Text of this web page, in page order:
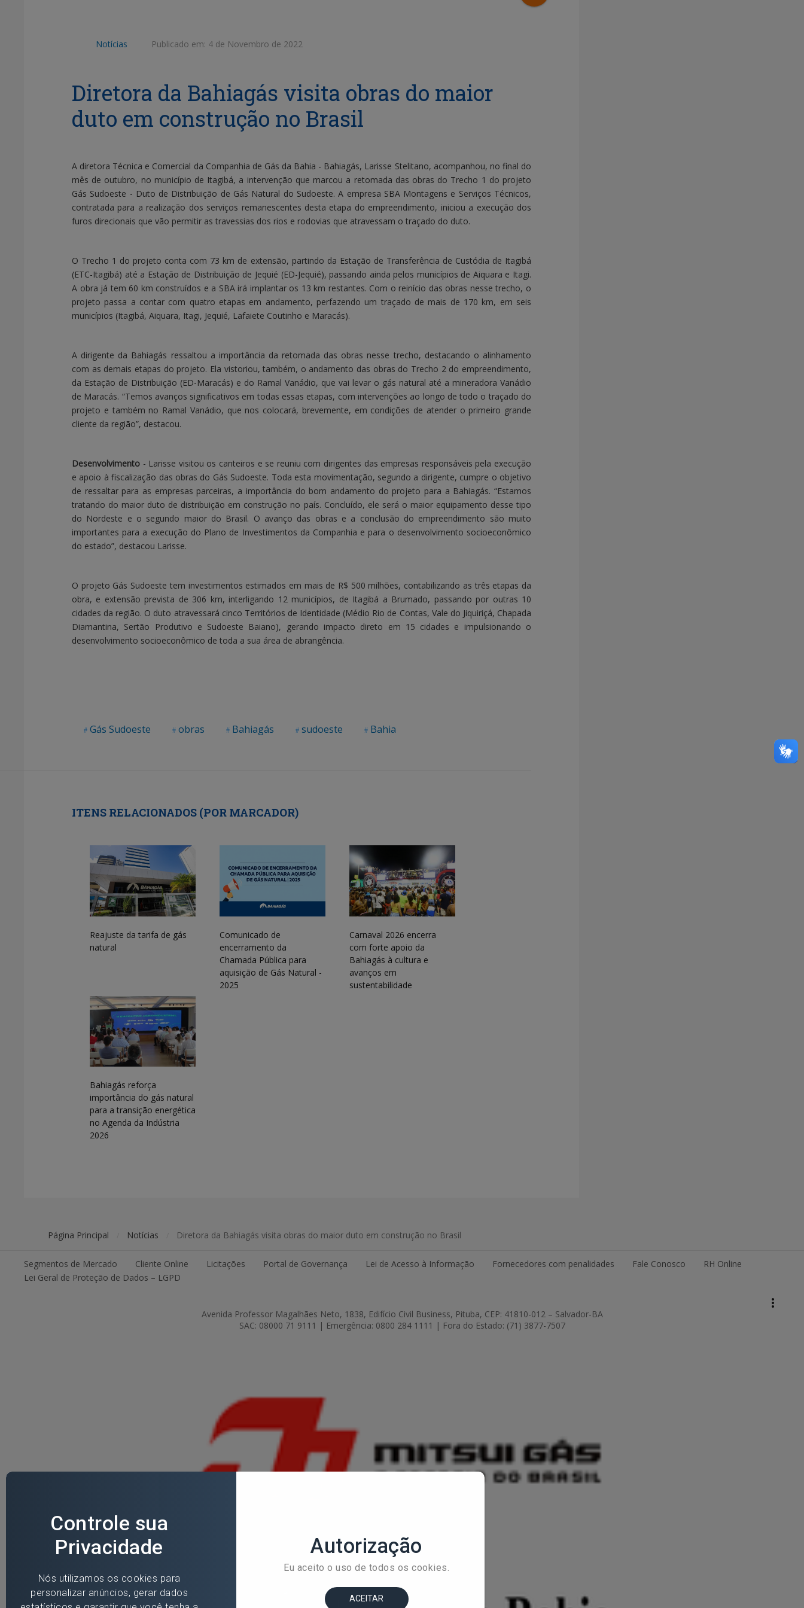
Notícias Publicado em: 4 de Novembro de 2022
Diretora da Bahiagás visita obras do maior
duto em construção no Brasil
A diretora Técnica e Comercial da Companhia de Gás da Bahia - Bahiagás, Larisse Stelitano, acompanhou, no final do
mês de outubro, no município de Itagibá, a intervenção que marcou a retomada das obras do Trecho 1 do projeto
Gás Sudoeste - Duto de Distribuição de Gás Natural do Sudoeste. A empresa SBA Montagens e Serviços Técnicos,
contratada para a realização dos serviços remanescentes desta etapa do empreendimento, iniciou a execução dos
furos direcionais que vão permitir as travessias dos rios e rodovias que atravessam o traçado do duto.
O Trecho 1 do projeto conta com 73 km de extensão, partindo da Estação de Transferência de Custódia de Itagibá
(ETC-Itagibá) até a Estação de Distribuição de Jequié (ED-Jequié), passando ainda pelos municípios de Aiquara e Itagi.
A obra já tem 60 km construídos e a SBA irá implantar os 13 km restantes. Com o reinício das obras nesse trecho, o
projeto passa a contar com quatro etapas em andamento, perfazendo um traçado de mais de 170 km, em seis
municípios (Itagibá, Aiquara, Itagi, Jequié, Lafaiete Coutinho e Maracás).
A dirigente da Bahiagás ressaltou a importância da retomada das obras nesse trecho, destacando o alinhamento
com as demais etapas do projeto. Ela vistoriou, também, o andamento das obras do Trecho 2 do empreendimento,
da Estação de Distribuição (ED-Maracás) e do Ramal Vanádio, que vai levar o gás natural até a mineradora Vanádio
de Maracás. “Temos avanços significativos em todas essas etapas, com intervenções ao longo de todo o traçado do
projeto e também no Ramal Vanádio, que nos colocará, brevemente, em condições de atender o primeiro grande
cliente da região”, destacou.
Desenvolvimento - Larisse visitou os canteiros e se reuniu com dirigentes das empresas responsáveis pela execução
e apoio à fiscalização das obras do Gás Sudoeste. Toda esta movimentação, segundo a dirigente, cumpre o objetivo
de ressaltar para as empresas parceiras, a importância do bom andamento do projeto para a Bahiagás. “Estamos
tratando do maior duto de distribuição em construção no país. Concluído, ele será o maior equipamento desse tipo
do Nordeste e o segundo maior do Brasil. O avanço das obras e a conclusão do empreendimento são muito
importantes para a execução do Plano de Investimentos da Companhia e para o desenvolvimento socioeconômico
do estado”, destacou Larisse.
O projeto Gás Sudoeste tem investimentos estimados em mais de R$ 500 milhões, contabilizando as três etapas da
obra, e extensão prevista de 306 km, interligando 12 municípios, de Itagibá a Brumado, passando por outras 10
cidades da região. O duto atravessará cinco Territórios de Identidade (Médio Rio de Contas, Vale do Jiquiriçá, Chapada
Diamantina, Sertão Produtivo e Sudoeste Baiano), gerando impacto direto em 15 cidades e impulsionando o
desenvolvimento socioeconômico de toda a sua área de abrangência.
Gás Sudoeste obras Bahiagás sudoeste Bahia
ITENS RELACIONADOS (POR MARCADOR)
Reajuste da tarifa de gás
natural
Comunicado de
encerramento da
Chamada Pública para
aquisição de Gás Natural -
2025
Carnaval 2026 encerra
com forte apoio da
Bahiagás à cultura e
avanços em
sustentabilidade
Bahiagás reforça
importância do gás natural
para a transição energética
no Agenda da Indústria
2026
Página Principal Notícias Diretora da Bahiagás visita obras do maior duto em construção no Brasil
Segmentos de Mercado Cliente Online Licitações Portal de Governança Lei de Acesso à Informação Fornecedores com penalidades Fale Conosco
RH Online
Lei Geral de Proteção de Dados – LGPD
more_vert
Avenida Professor Magalhães Neto, 1838, Edifício Civil Business, Pituba, CEP: 41810-012 – Salvador-BA
SAC: 08000 71 9111 | Emergência: 0800 284 1111 | Fora do Estado: (71) 3877-7507